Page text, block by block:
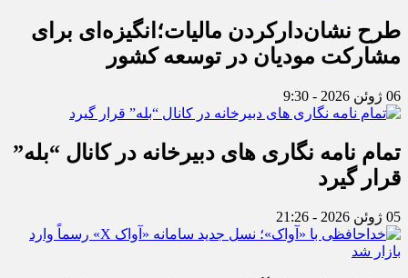
طرح نشان‌دارکردن مالیات؛انگیزه‌ای برای
مشارکت مودیان در توسعه کشور
06 ژوئن 2026 - 9:30
تمام نامه نگاری های دبیرخانه در کانال “بله”
قرار گیرد
05 ژوئن 2026 - 21:26